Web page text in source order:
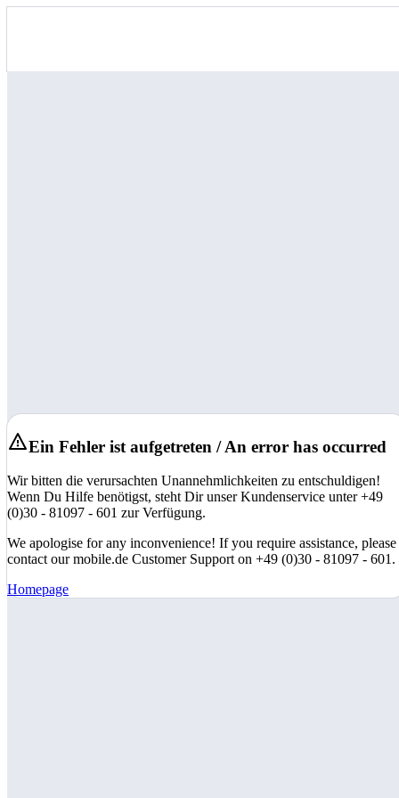
Ein Fehler ist aufgetreten / An error has occurred
Wir bitten die verursachten Unannehmlichkeiten zu entschuldigen!
Wenn Du Hilfe benötigst, steht Dir unser Kundenservice unter +49
(0)30 - 81097 - 601 zur Verfügung.
We apologise for any inconvenience! If you require assistance, please
contact our mobile.de Customer Support on +49 (0)30 - 81097 - 601.
Homepage